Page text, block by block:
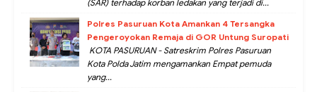
(SAR) terhadap korban ledakan yang terjadi di...
Polres Pasuruan Kota Amankan 4 Tersangka
Pengeroyokan Remaja di GOR Untung Suropati
KOTA PASURUAN - Satreskrim Polres Pasuruan
Kota Polda Jatim mengamankan Empat pemuda
yang...